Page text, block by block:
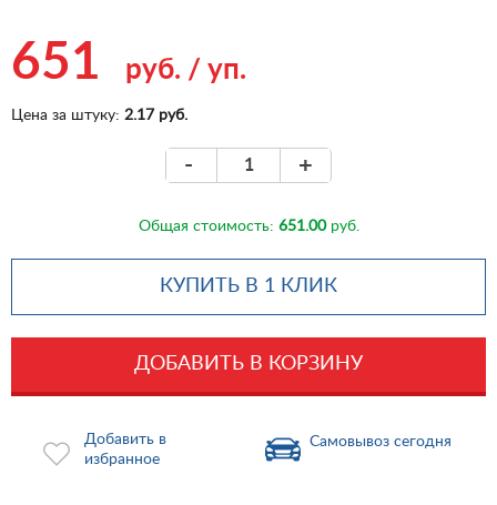
651 руб. / уп.
Цена за штуку: 2.17 руб.
- +
Общая стоимость: 651.00руб.
КУПИТЬ В 1 КЛИК
ДОБАВИТЬ В КОРЗИНУ
Добавить в
избранное
Самовывоз сегодня